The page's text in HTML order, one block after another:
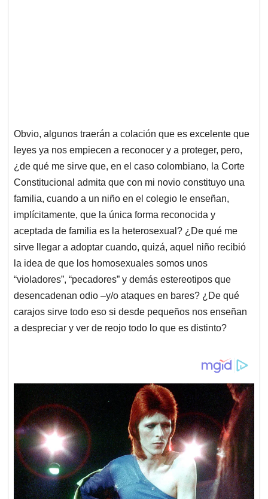
Obvio, algunos traerán a colación que es excelente que
leyes ya nos empiecen a reconocer y a proteger, pero,
¿de qué me sirve que, en el caso colombiano, la Corte
Constitucional admita que con mi novio constituyo una
familia, cuando a un niño en el colegio le enseñan,
implícitamente, que la única forma reconocida y
aceptada de familia es la heterosexual? ¿De qué me
sirve llegar a adoptar cuando, quizá, aquel niño recibió
la idea de que los homosexuales somos unos
“violadores”, “pecadores” y demás estereotipos que
desencadenan odio –y/o ataques en bares? ¿De qué
carajos sirve todo eso si desde pequeños nos enseñan
a despreciar y ver de reojo todo lo que es distinto?